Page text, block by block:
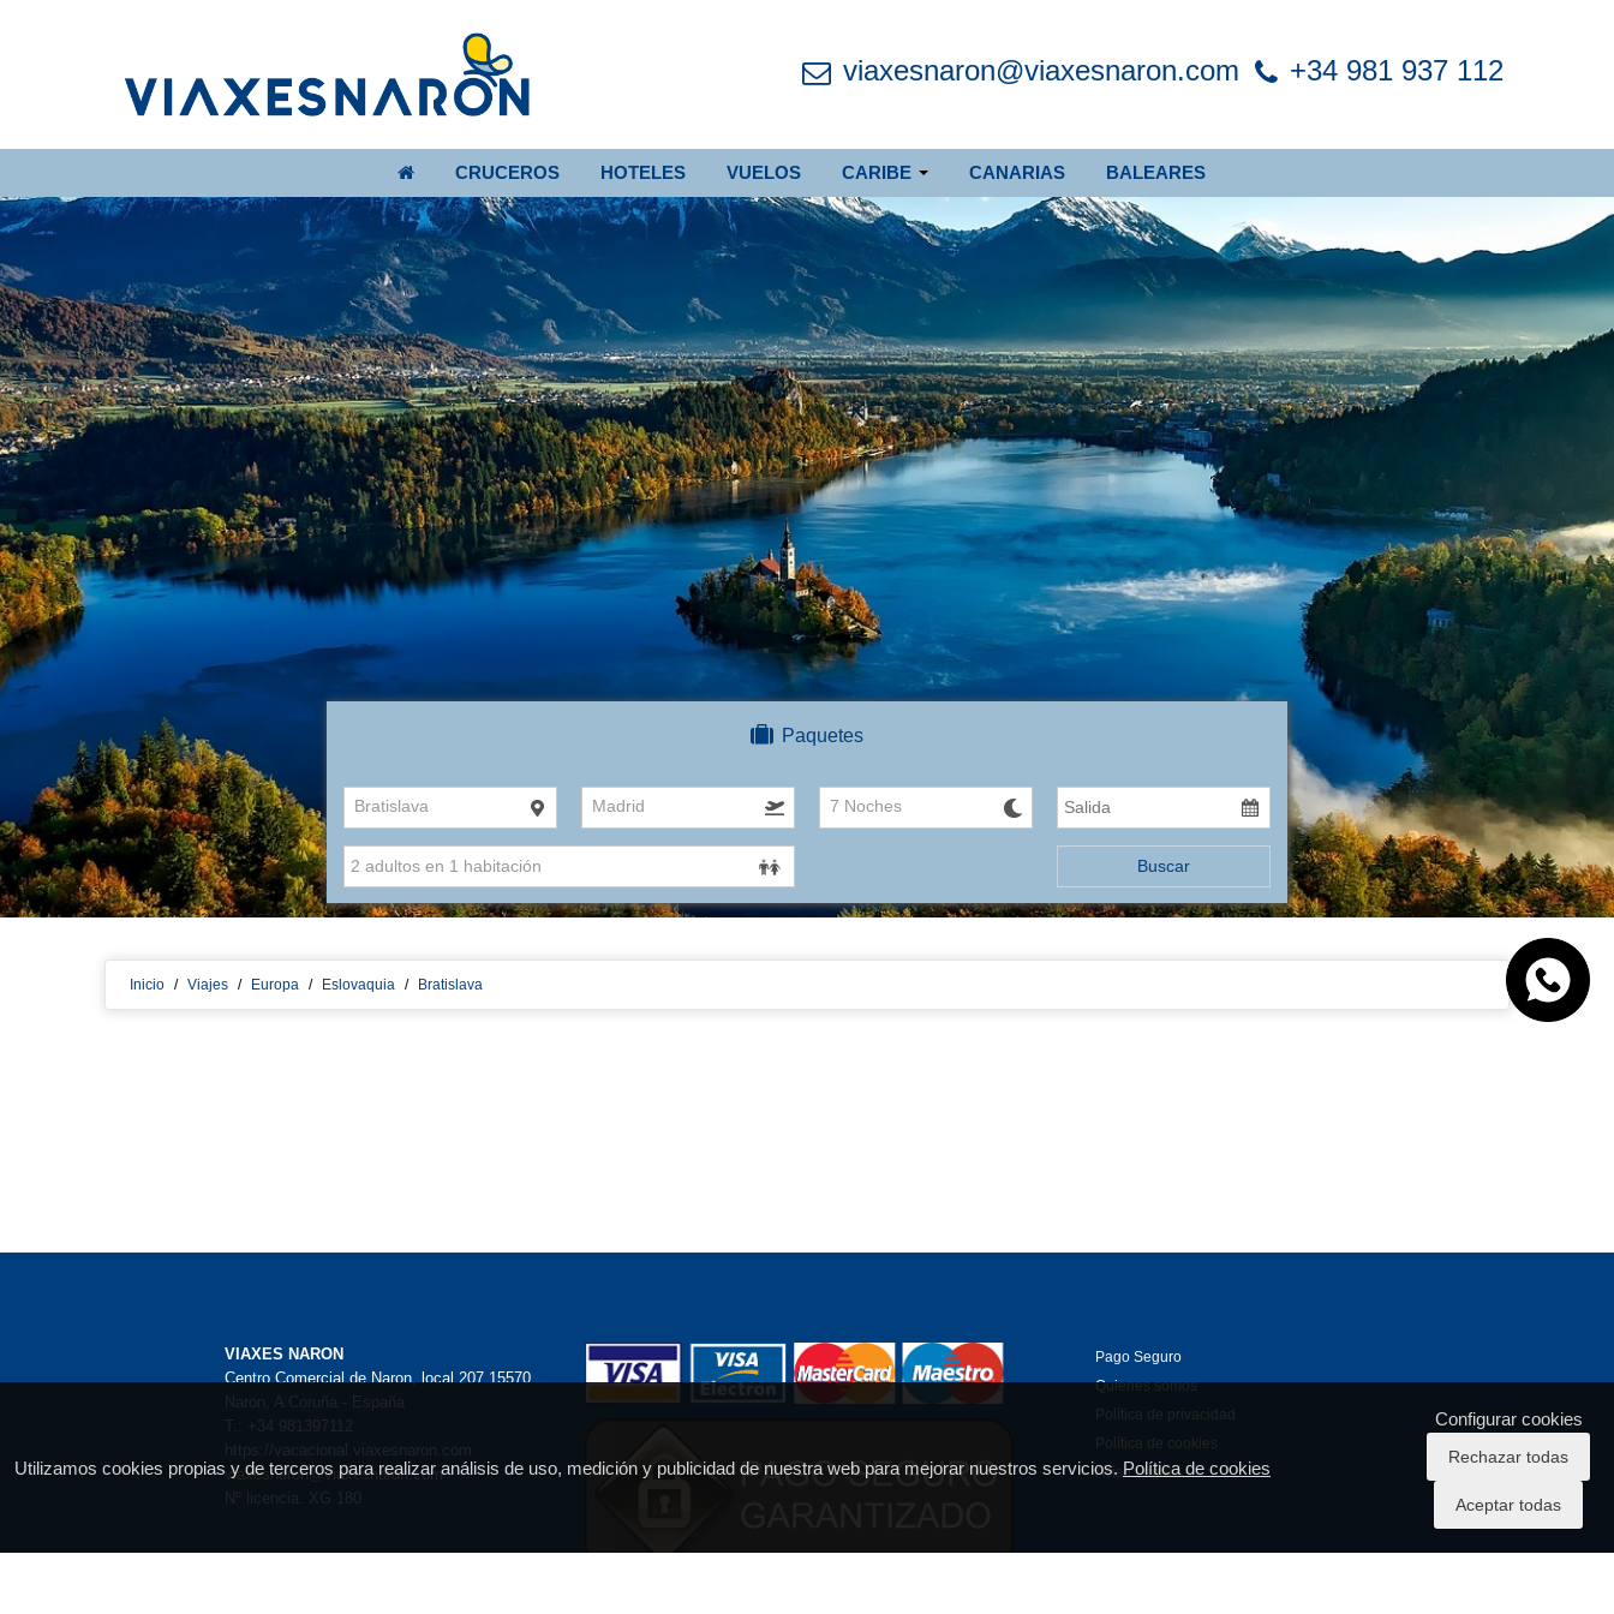
viaxesnaron@viaxesnaron.com +34 981 937 112
CRUCEROS HOTELES VUELOS CARIBE CANARIAS BALEARES
Utilizamos cookies propias y de terceros para realizar análisis de uso, medición y publicidad de nuestra web para mejorar nuestros servicios.Política de cookies
Configurar cookies
Rechazar todas
Aceptar todas
Paquetes
Bratislava Madrid 7 Noches
Buscar
Inicio / Viajes / Europa / Eslovaquia / Bratislava
VIAXES NARON
Centro Comercial de Naron, local 207 15570
Naron, A Coruña - España
T.: +34 981397112
https://vacacional.viaxesnaron.com
viaxesnaron@viaxesnaron.com
Nº licencia: XG 180
Pago Seguro
Quienes somos
Política de privacidad
Política de cookies
Aviso Legal